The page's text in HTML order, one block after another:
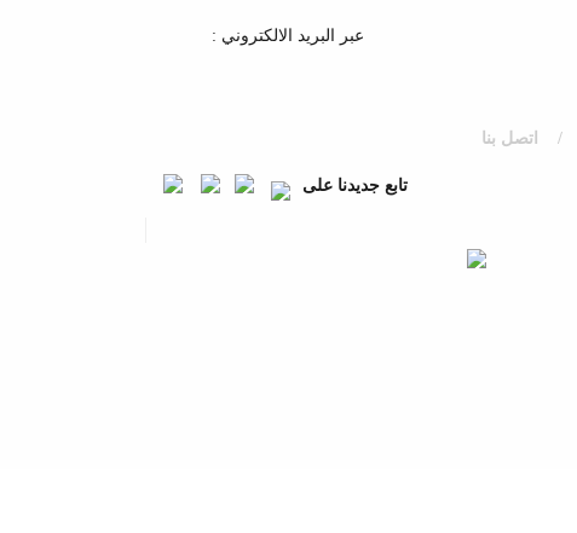
عبر البريد الالكتروني :
/ اتصل بنا
تابع جديدنا على